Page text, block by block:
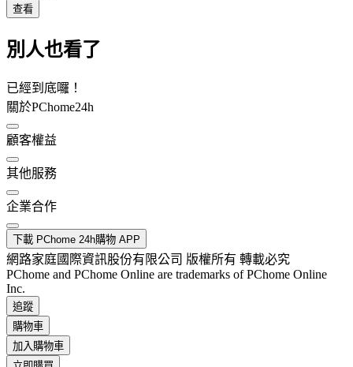
查看
別人也看了
已經到底囉！
關於PChome24h
顧客權益
其他服務
企業合作
下載 PChome 24h購物 APP
網路家庭國際資訊股份有限公司 版權所有 轉載必究
PChome and PChome Online are trademarks of PChome Online
Inc.
追蹤
購物車
加入購物車